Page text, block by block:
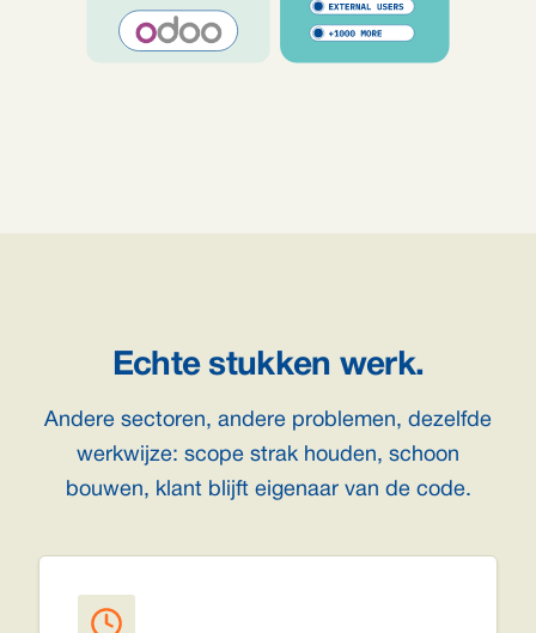
Echte stukken werk.
Andere sectoren, andere problemen, dezelfde
werkwijze: scope strak houden, schoon
bouwen, klant blijft eigenaar van de code.